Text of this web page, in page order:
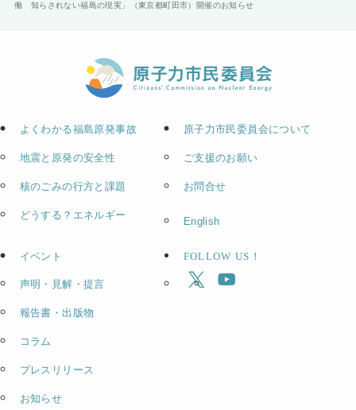
働 知らされない福島の現実」（東京都町田市）開催のお知らせ
よくわかる福島原発事故
地震と原発の安全性
核のごみの行方と課題
どうする？エネルギー
イベント
声明・見解・提言
報告書・出版物
コラム
プレスリリース
お知らせ
原子力市民委員会について
ご支援のお願い
お問合せ
English
FOLLOW US！